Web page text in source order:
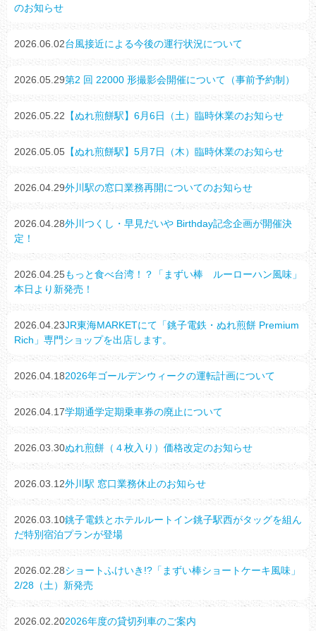
のお知らせ
2026.06.02台風接近による今後の運行状況について
2026.05.29第2 回 22000 形撮影会開催について（事前予約制）
2026.05.22 【ぬれ煎餅駅】6月6日（土）臨時休業のお知らせ
2026.05.05 【ぬれ煎餅駅】5月7日（木）臨時休業のお知らせ
2026.04.29外川駅の窓口業務再開についてのお知らせ
2026.04.28外川つくし・早見だいや Birthday記念企画が開催決
定！
2026.04.25もっと食べ台湾！？「まずい棒 ルーローハン風味」
本日より新発売！
2026.04.23JR東海MARKETにて「銚子電鉄・ぬれ煎餅 Premium
Rich」専門ショップを出店します。
2026.04.182026年ゴールデンウィークの運転計画について
2026.04.17学期通学定期乗車券の廃止について
2026.03.30ぬれ煎餅（４枚入り）価格改定のお知らせ
2026.03.12外川駅 窓口業務休止のお知らせ
2026.03.10銚子電鉄とホテルルートイン銚子駅西がタッグを組ん
だ特別宿泊プランが登場
2026.02.28ショートふけいき!?「まずい棒ショートケーキ風味」
2/28（土）新発売
2026.02.202026年度の貸切列車のご案内